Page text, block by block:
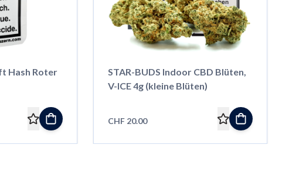
Hash Roter
STAR-BUDS Indoor CBD Blüten,
V-ICE 4g (kleine Blüten)
CHF 20.00